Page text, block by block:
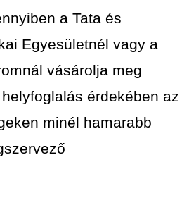
a Tata és
Egyesületnél vagy a
vásárolja meg
érdekében az
minél hamarabb